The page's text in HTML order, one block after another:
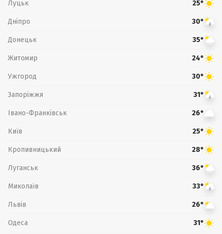
Луцьк 25°
Дніпро 30°
Донецьк 35°
Житомир 24°
Ужгород 30°
Запоріжжя 31°
Івано-Франківськ 26°
Київ 25°
Кропивницький 28°
Луганськ 36°
Миколаїв 33°
Львів 26°
Одеса 31°